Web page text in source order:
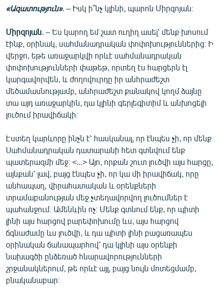
«Ազատություն». – Իսկ ի՞նչ կլինի, պարոն Միրզոյան։
Միրզոյան . – Ես կարող եմ շատ ուղիղ ասել՝ մենք խոսում
էինք, օրինակ, սահմանադրական փոփոխություններից։ Ի
վերջո, եթե առաջարկվի որևէ սահմանադրական
փոփոխությունների փաթեթ, որտեղ էս հարցերն էլ
կարգավորվեն, և ժողովուրդը իր անհրաժեշտ
մեծամասնությամբ, անհրաժեշտ քանակով կողմ ձայնը
տա այդ առաջարկին, դա կլինի գերլեգիտիմ և անխոցելի
լուծում իրավիճակի։
Էստեղ կարևորը ինչն է՝ հասկանալ, որ էնպես չի, որ մենք
Սահմանադրական դատարանի հետ գտնվում ենք
պատերազմի մեջ։ <...> Այո, որքան շուտ լուծվի այս հարցը,
այնքան՝ լավ, բայց էնպես չի, որ կա մի իրավիճակ, որը
անհապաղ, վիրահատական և օրենքների
տրամաբանության մեջ չտեղավորվող լուծումներ է
պահանջում։ Ամենևին ոչ։ Մենք գտնում ենք, որ պիտի
լինի այս հարցով բարեփոխումը ևս, այս հարցով
ճգնաժամը ևս լուծվի, և դա պիտի լինի բացառապես
օրինական ճանապարհով՝ դա կլինի այս օրենքի
նախագծի ընձեռած հնարավորությունների
շրջանակներում, թե որևէ այլ, բայց նույն մոտեցմամբ,
բնականաբար։